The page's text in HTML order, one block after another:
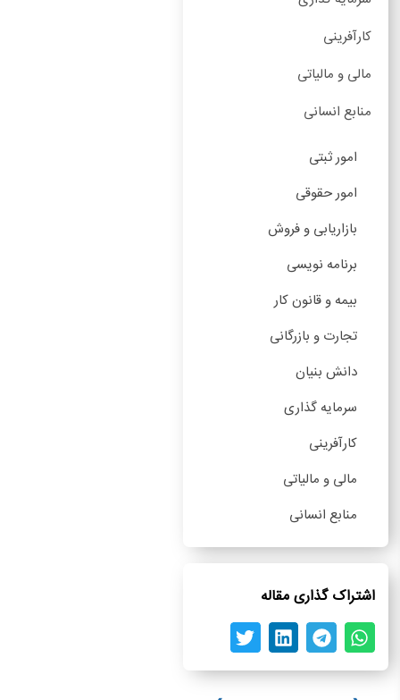
کارآفرینی
مالی و مالیاتی
منابع انسانی
امور ثبتی
امور حقوقی
بازاریابی و فروش
برنامه نویسی
بیمه و قانون کار
تجارت و بازرگانی
دانش بنیان
سرمایه گذاری
کارآفرینی
مالی و مالیاتی
منابع انسانی
اشتراک گذاری مقاله